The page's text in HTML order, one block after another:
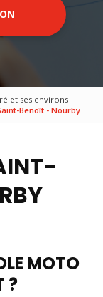
et ses environs
Benoît - Nourby
MOTO
?